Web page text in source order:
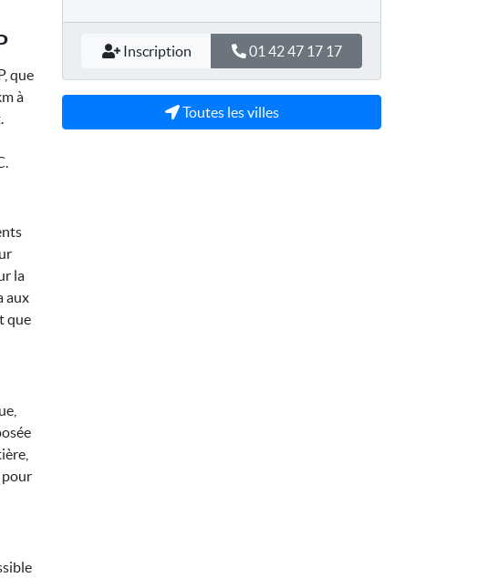
que
à
la
aux
que
pour
Inscription 01 42 47 17 17
Toutes les villes